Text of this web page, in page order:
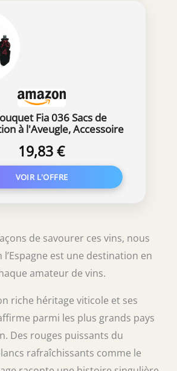
Fia 036 Sacs de
à l'Aveugle, Accessoire
19,83 €
de savourer ces vins, nous
est une destination en
amateur de vins.
riche héritage viticole et ses
parmi les plus grands pays
Des rouges puissants du
rafraîchissants comme le